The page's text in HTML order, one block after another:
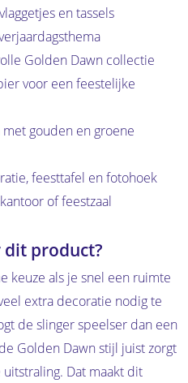
en tassels
Golden Dawn collectie
voor een feestelijke
gouden en groene
feesttafel en fotohoek
of feestzaal
dit product?
keuze als je snel een ruimte
extra decoratie nodig te
de slinger speelser dan een
Golden Dawn stijl juist zorgt
Dat maakt dit